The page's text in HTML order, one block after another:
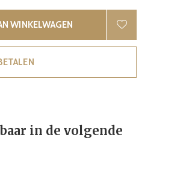
WINKELWAGEN
in de volgende